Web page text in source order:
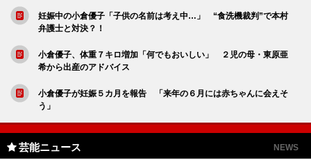
妊娠中の小倉優子「子供の名前は考え中…」 “食洗機裁判”で本村
弁護士と対決？！
小倉優子、体重７キロ増加「何でもおいしい」 ２児の母・東原亜
希から出産のアドバイス
小倉優子が妊娠５カ月を報告 「来年の６月には赤ちゃんに会えそ
う」
芸能ニュース NEWS